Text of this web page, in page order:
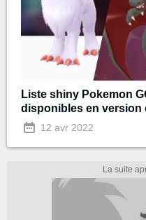
Liste shiny Pokemon
disponibles en version
12 avr 2022